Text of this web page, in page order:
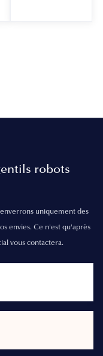
robots
enverrons uniquement des
envies. Ce n'est qu'après
vous contactera.